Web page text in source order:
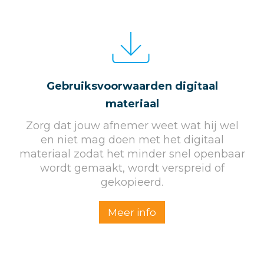
Gebruiksvoorwaarden digitaal
materiaal
Zorg dat jouw afnemer weet wat hij wel
en niet mag doen met het digitaal
materiaal zodat het minder snel openbaar
wordt gemaakt, wordt verspreid of
gekopieerd.
Meer info